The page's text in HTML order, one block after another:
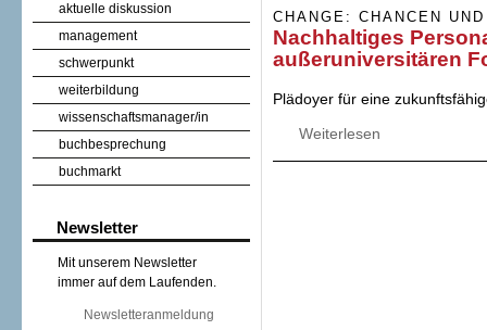
aktuelle diskussion
management
schwerpunkt
weiterbildung
wissenschaftsmanager/in
buchbesprechung
buchmarkt
Newsletter
Mit unserem Newsletter
immer auf dem Laufenden.
Newsletteranmeldung
CHANGE: CHANCEN
Nachhaltiges
außeruniversitären
Plädoyer für eine
Weiterlesen